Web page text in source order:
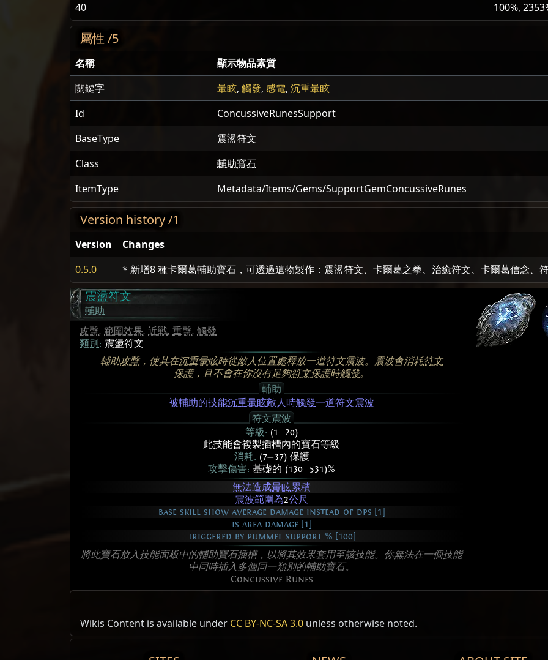
40
100%,
屬性 /5
名稱
顯示物品素質
關鍵字
暈眩, 觸發, 感電, 沉重暈眩
Id
ConcussiveRunesSupport
BaseType
震盪符文
Class
輔助寶石
ItemType
Metadata/Items/Gems/SupportGemConcussiveRunes
Version history /1
Version
Changes
0.5.0
* 新增8 種卡爾葛輔助寶石，可透過遺物製作：震盪符文、卡爾葛之拳、治癒符文、卡爾葛信念、
震盪符文
輔助
攻擊, 範圍效果, 近戰, 重擊, 觸發
類別 : 震盪符文
輔助攻擊，使其在沉重暈眩時從敵人位置處釋放一道符文震波。震波會消耗符文
保護，且不會在你沒有足夠符文保護時觸發。
輔助
被輔助的技能沉重暈眩敵人時觸發一道符文震波
符文震波
等級: (1—20)
此技能會複製插槽內的寶石等級
消耗: (7—37) 保護
攻擊傷害: 基礎的 (130—531)%
無法造成暈眩累積
震波範圍為2公尺
base skill show average damage instead of dps [1]
is area damage [1]
triggered by pummel support % [100]
將此寶石放入技能面板中的輔助寶石插槽，以將其效果套用至該技能。你無法在一個技能
中同時插入多個同一類別的輔助寶石。
Concussive Runes
Allow Type: 攻擊, CrossbowAmmoSkill
震盪符文 Lv30-74
Wikis Content is available under CC BY-NC-SA 3.0 unless otherwise noted.